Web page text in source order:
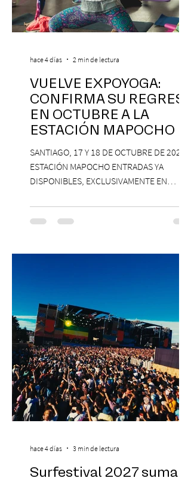
VUELVE EXPOYOGA:
CONFIRMA SU REGRESO
EN OCTUBRE A LA
ESTACIÓN MAPOCHO
SANTIAGO, 17 Y 18 DE OCTUBRE DE 2026,
ESTACIÓN MAPOCHO ENTRADAS YA
DISPONIBLES, EXCLUSIVAMENTE EN
con una edición renovada que reunirá
yoga, bienestar y vida consciente, con la
Antonella Orsini, Yoga Woman y más
Centro Cultural Estación Mapocho, espacio
que albergará durante dos jornadas una
pro
hace 4 días 2 min de lectura
Surfestival 2027 suma a
hace 4 días 3 min de lectura